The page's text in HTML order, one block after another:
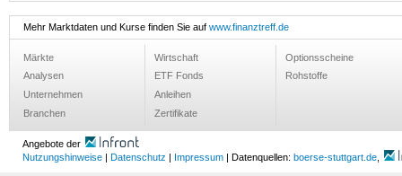
Mehr Marktdaten und Kurse finden Sie auf www.finanztreff.de
Märkte
Analysen
Unternehmen
Branchen
Wirtschaft
ETF Fonds
Anleihen
Zertifikate
Optionsscheine
Rohstoffe
Angebote der
Nutzungshinweise
Datenschutz Impressum | Datenquellen: boerse-stuttgart.de,